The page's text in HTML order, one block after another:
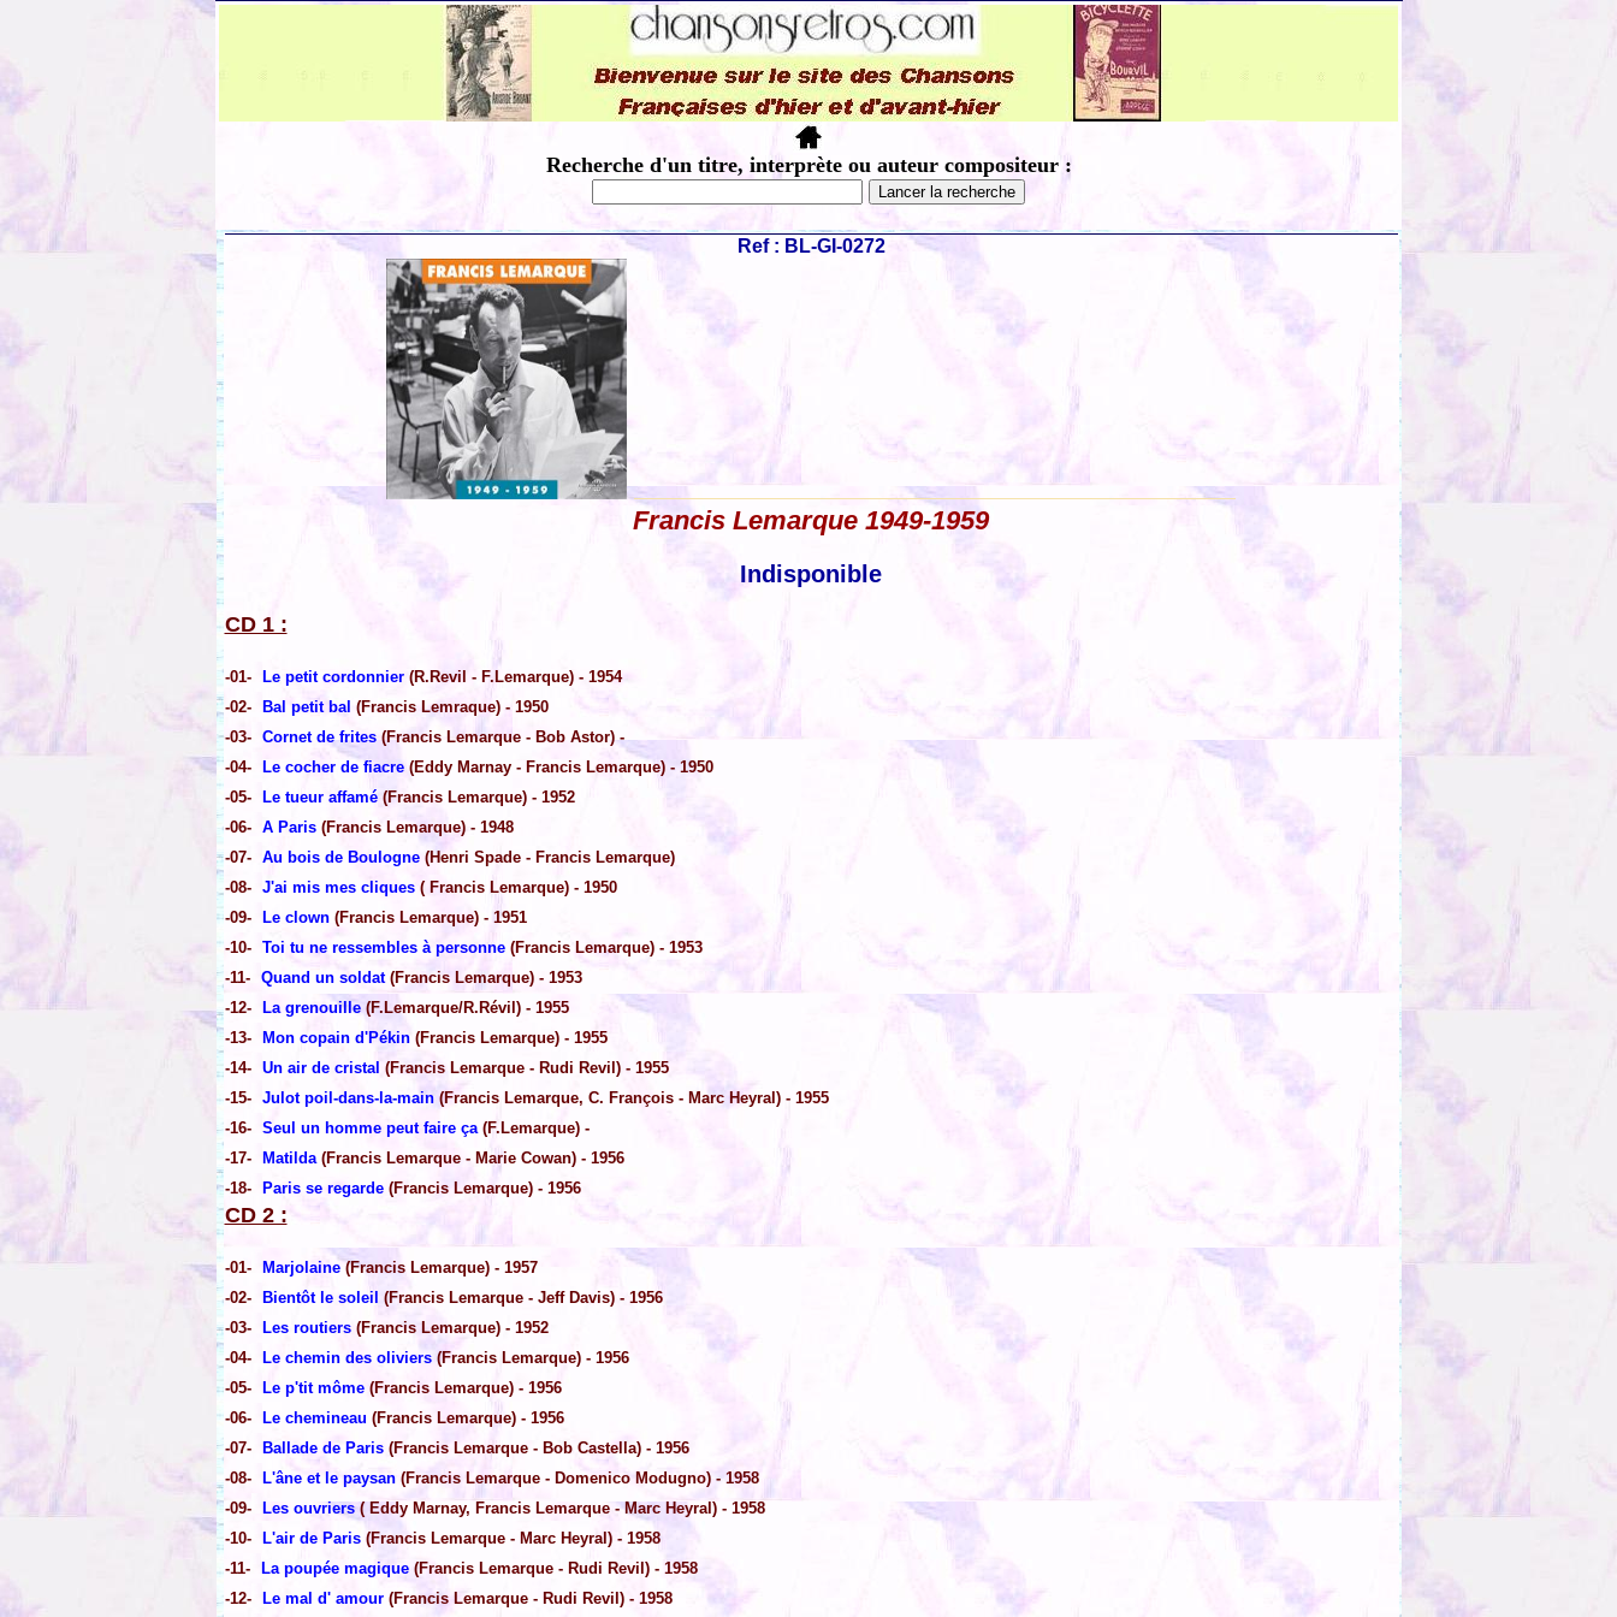
Recherche d'un titre, interprète ou auteur compositeur :
Ref : BL-GI-0272
Francis Lemarque 1949-1959
Indisponible
CD 1 :
-01- Le petit cordonnier (R.Revil - F.Lemarque) - 1954
-02-
Bal petit bal (Francis Lemraque) - 1950
-03-
Cornet de frites(Francis Lemarque - Bob Astor) -
-04-
Le cocher de fiacre(Eddy Marnay - Francis Lemarque) - 1950
-05-
Le tueur affamé(Francis Lemarque) - 1952
-06-
A Paris(Francis Lemarque) - 1948
-07-
Au bois de Boulogne(Henri Spade - Francis Lemarque)
-08-
J'ai mis mes cliques( Francis Lemarque) - 1950
-09-
Le clown (Francis Lemarque) - 1951
-10-
Toi tu ne ressembles à personne(Francis Lemarque) - 1953
-11-
Quand un soldat (Francis Lemarque) - 1953
-12-
La grenouille(F.Lemarque/R.Révil) - 1955
-13-
Mon copain d'Pékin (Francis Lemarque) - 1955
-14-
Un air de cristal (Francis Lemarque - Rudi Revil) - 1955
-15-
Julot poil-dans-la-main(Francis Lemarque, C. François - Marc Heyral) - 1955
-16-
Seul un homme peut faire ça(F.Lemarque) -
-17-
Matilda(Francis Lemarque - Marie Cowan) - 1956
-18-
Paris se regarde(Francis Lemarque) - 1956
CD 2 :
-01- Marjolaine(Francis Lemarque) - 1957
-02-
Bientôt le soleil (Francis Lemarque - Jeff Davis) - 1956
-03-
Les routiers (Francis Lemarque) - 1952
-04-
Le chemin des oliviers(Francis Lemarque) - 1956
-05-
Le p'tit môme(Francis Lemarque) - 1956
-06-
Le chemineau (Francis Lemarque) - 1956
-07-
Ballade de Paris(Francis Lemarque - Bob Castella) - 1956
-08-
L'âne et le paysan(Francis Lemarque - Domenico Modugno) - 1958
-09-
Les ouvriers( Eddy Marnay, Francis Lemarque - Marc Heyral) - 1958
-10-
L'air de Paris(Francis Lemarque - Marc Heyral) - 1958
-11-
La poupée magique(Francis Lemarque - Rudi Revil) - 1958
-12-
Le mal d' amour (Francis Lemarque - Rudi Revil) - 1958